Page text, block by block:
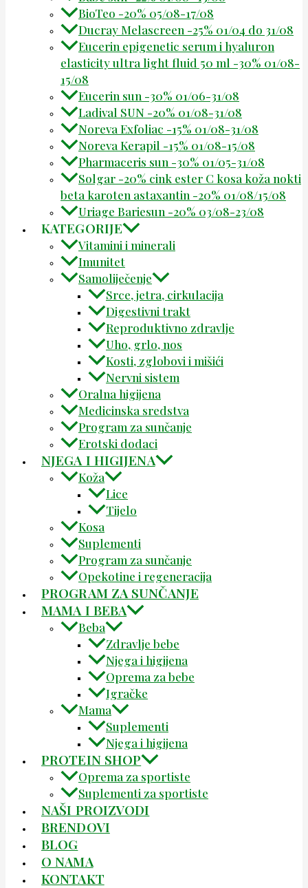
BioTeo -20% 05/08-17/08
Ducray Melascreen -25% 01/04 do 31/08
Eucerin epigenetic serum i hyaluron
elasticity ultra light fluid 50 ml -30% 01/08-
15/08
Eucerin sun -30% 01/06-31/08
Ladival SUN -20% 01/08-31/08
Noreva Exfoliac -15% 01/08-31/08
Noreva Kerapil -15% 01/08-15/08
Pharmaceris sun -30% 01/05-31/08
Solgar -20% cink ester C kosa koža nokti
beta karoten astaxantin -20% 01/08/15/08
Uriage Bariesun -20% 03/08-23/08
KATEGORIJE
Vitamini i minerali
Imunitet
Samoliječenje
Srce, jetra, cirkulacija
Digestivni trakt
Reproduktivno zdravlje
Uho, grlo, nos
Kosti, zglobovi i mišići
Nervni sistem
Oralna higijena
Medicinska sredstva
Program za sunčanje
Erotski dodaci
NJEGA I HIGIJENA
Koža
Lice
Tijelo
Kosa
Suplementi
Program za sunčanje
Opekotine i regeneracija
PROGRAM ZA SUNČANJE
MAMA I BEBA
Beba
Zdravlje bebe
Njega i higijena
Oprema za bebe
Igračke
Mama
Suplementi
Njega i higijena
PROTEIN SHOP
Oprema za sportiste
Suplementi za sportiste
NAŠI PROIZVODI
BRENDOVI
BLOG
O NAMA
KONTAKT